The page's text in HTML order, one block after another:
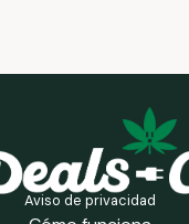
Aviso de privacidad